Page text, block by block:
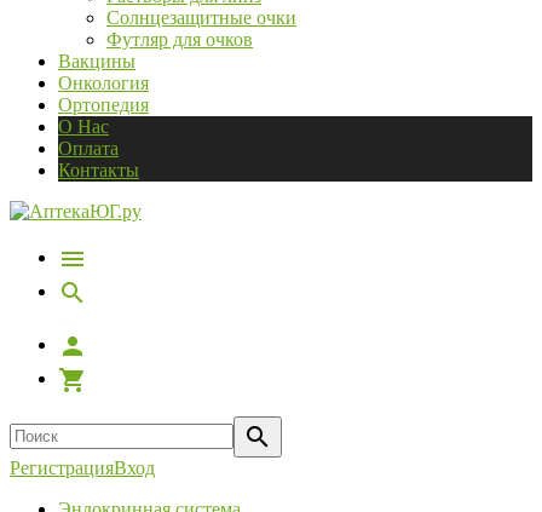
Солнцезащитные очки
Футляр для очков
Вакцины
Онкология
Ортопедия
О Нас
Оплата
Контакты
РегистрацияВход